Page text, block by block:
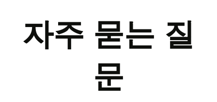
자주 묻는 질
문